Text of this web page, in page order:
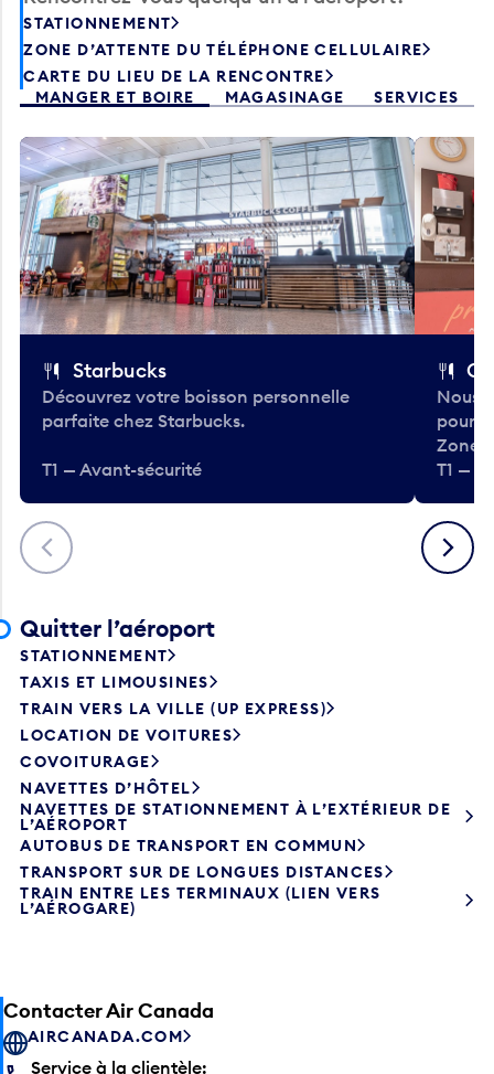
STATIONNEMENT
ZONE D’ATTENTE DU TÉLÉPHONE CELLULAIRE
CARTE DU LIEU DE LA RENCONTRE
MANGER ET BOIRE
MAGASINAGE SERVICES
Précédent
Starbucks
Découvrez votre boisson personnelle
parfaite chez Starbucks.
T1 — Avant-sécurité
Nous
pour
Zone.
T1 —
Suivant
Quitter l’aéroport
STATIONNEMENT
TAXIS ET LIMOUSINES
TRAIN VERS LA VILLE (UP EXPRESS)
LOCATION DE VOITURES
COVOITURAGE
NAVETTES D’HÔTEL
NAVETTES DE STATIONNEMENT À L’EXTÉRIEUR DE
L’AÉROPORT
AUTOBUS DE TRANSPORT EN COMMUN
TRANSPORT SUR DE LONGUES DISTANCES
TRAIN ENTRE LES TERMINAUX (LIEN VERS
L’AÉROGARE)
Contacter Air Canada
AIRCANADA.COM
Service à la clientèle: